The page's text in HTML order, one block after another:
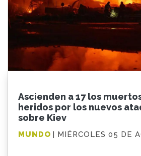
Ascienden a 17 los
heridos por los nuevos
sobre Kiev
MUNDO | MIÉRCOLES 05 DE